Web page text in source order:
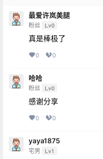
最爱许岚美腿
粉丝 Lv0
真是棒极了
0 0
哈哈
粉丝 Lv0
感谢分享
0 0
yaya1875
宅男 Lv1